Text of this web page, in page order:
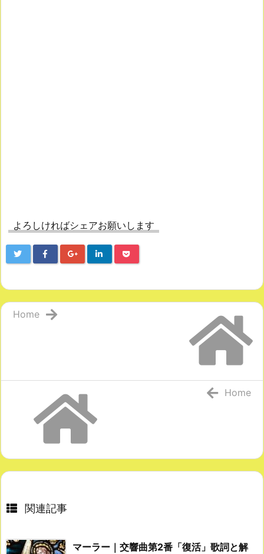
よろしければシェアお願いします
Home
Home
関連記事
マーラー｜交響曲第2番「復活」歌詞と解